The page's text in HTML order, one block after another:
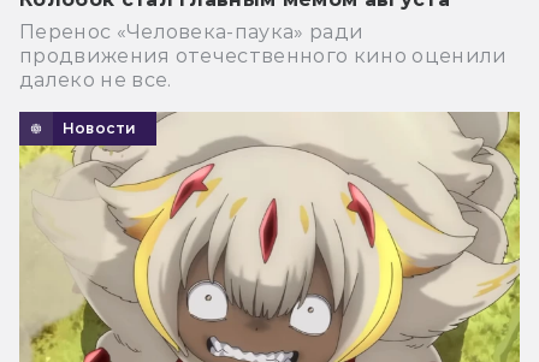
Перенос «Человека-паука» ради
продвижения отечественного кино оценили
далеко не все.
Новости